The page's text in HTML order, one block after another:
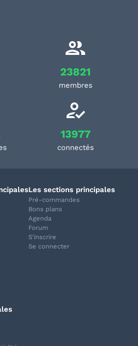
23821
membres
13977
connectés
Les sections principales
Pré-commandes
Bons plans
Agenda
Forum
S'inscrire
Se connecter